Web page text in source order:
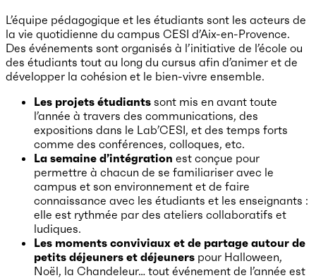
L’équipe pédagogique et les étudiants sont les acteurs de
la vie quotidienne du campus CESI d’Aix-en-Provence.
Des événements sont organisés à l’initiative de l’école ou
des étudiants tout au long du cursus afin d’animer et de
développer la cohésion et le bien-vivre ensemble.
Les projets étudiants sont mis en avant toute
l’année à travers des communications, des
expositions dans le Lab’CESI, et des temps forts
comme des conférences, colloques, etc.
La semaine d’intégration est conçue pour
permettre à chacun de se familiariser avec le
campus et son environnement et de faire
connaissance avec les étudiants et les enseignants :
elle est rythmée par des ateliers collaboratifs et
ludiques.
Les moments conviviaux et de partage autour de
petits déjeuners et déjeuners pour Halloween,
Noël, la Chandeleur… tout événement de l’année est